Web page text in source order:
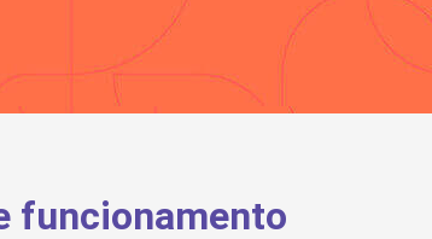
funcionamento